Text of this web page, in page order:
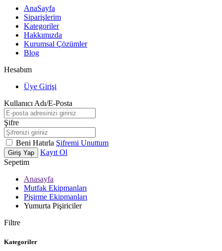
AnaSayfa
Siparişlerim
Kategoriler
Hakkımızda
Kurumsal Çözümler
Blog
Hesabım
Üye Girişi
Kullanıcı Adı/E-Posta
Şifre
Beni Hatırla Şifremi Unuttum
Giriş Yap
Kayıt Ol
Sepetim
Anasayfa
Mutfak Ekipmanları
Pişirme Ekipmanları
Yumurta Pişiriciler
Filtre
Kategoriler